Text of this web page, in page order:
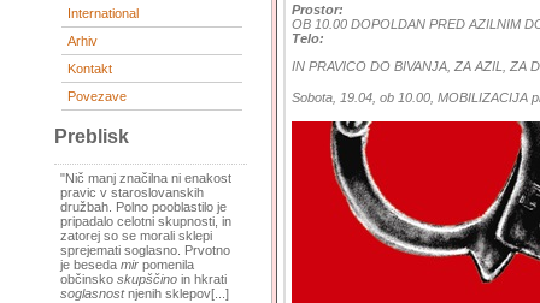
International
Arhiv
Kontakt
Povezave
Preblisk
"Nič manj značilna ni enakost
pravic v staroslovanskih
družbah. Polno pooblastilo je
pripadalo celotni skupnosti, in
zatorej so se morali sklepi
sprejemati soglasno. Prvotno
je beseda mir pomenila
občinsko skupščino in hkrati
soglasnostnjenih sklepov[...]
Prostor:
OB 10.00 DOPOLDAN PRED AZILNIM
Telo:
IN PRAVICO DO BIVANJA, ZA AZIL, ZA
Sobota, 19.04, ob 10.00, MOBILIZACIJA